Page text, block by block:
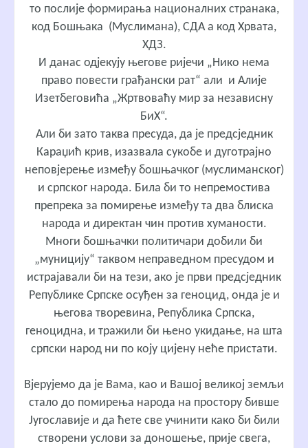
то послије формирања националних странака,
код Бошњака (Муслимана), СДА а код Хрвата,
ХДЗ.
И данас одјекују његове ријечи „Нико нема
право повести грађански рат“ али и Алије
Изетбеговића „Жртвоваћу мир за независну
БиХ“.
Али би зато таква пресуда, да је предсједник
Караџић крив, изазвала сукобе и дуготрајно
неповјерење између бошњачког (муслиманског)
и српског народа. Била би то непремостива
препрека за помирење између та два блиска
народа и директан чин против хуманости.
Многи бошњачки политичари добили би
„муницију“ таквом неправедном пресудом и
истрајавали би на тези, ако је први предсједник
Републике Српске осуђен за геноцид, онда је и
његова творевина, Република Српска,
геноцидна, и тражили би њено укидање, на шта
српски народ ни по коју цијену неће пристати.
Вјерујемо да је Вама, као и Вашој великој земљи
стало до помирења народа на простору бивше
Југославије и да ћете све учинити како би били
створени услови за доношење, прије свега,